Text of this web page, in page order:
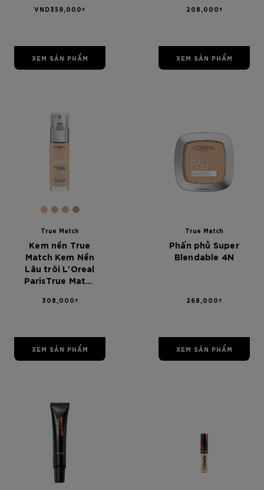
24H Fresh Wear
VND359,000₫
XEM SẢN PHẨM
208,000₫
XEM SẢN PHẨM
[Color]: #DFBDA1
[Color]: #DAAF8E
[Color]: #DDB08B
[Color]: #C59C82
True Match
Kem nền True
Match Kem Nền
Lâu trôi L'Oreal
ParisTrue Match
Blendable
308,000₫
XEM SẢN PHẨM
True Match
Phấn phủ Super
Blendable 4N
268,000₫
XEM SẢN PHẨM